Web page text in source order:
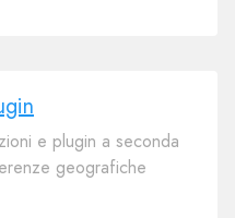
e plugin a seconda
geografiche